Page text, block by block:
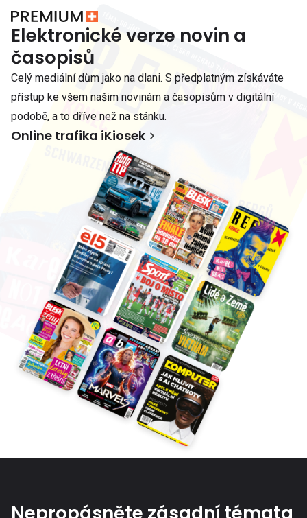
Elektronické verze novin a
časopisů
Celý mediální dům jako na dlani. S předplatným získáváte
přístup ke všem našim novinám a časopisům v digitální
podobě, a to dříve než na stánku.
Online trafika iKiosek